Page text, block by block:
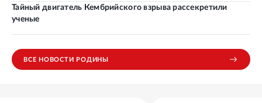
Тайный двигатель Кембрийского взрыва рассекретили
ученые
ВСЕ НОВОСТИ РОДИНЫ